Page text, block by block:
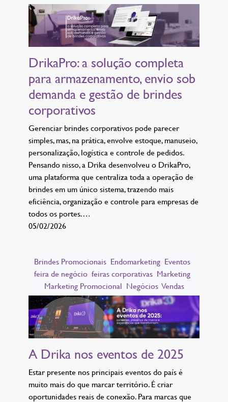
DrikaPro: a solução completa
para armazenamento, envio sob
demanda e gestão de brindes
corporativos
Gerenciar brindes corporativos pode parecer
simples, mas, na prática, envolve estoque, manuseio,
personalização, logística e controle de pedidos.
Pensando nisso, a Drika desenvolveu o DrikaPro,
uma plataforma que centraliza toda a operação de
brindes em um único sistema, trazendo mais
eficiência, organização e controle para empresas de
todos os portes.…
05/02/2026
Brindes Promocionais Endomarketing Eventos
feira de negócio feiras corporativas Marketing
Marketing Promocional Negócios Vendas
A Drika nos eventos de 2025
Estar presente nos principais eventos do país é
muito mais do que marcar território. É criar
oportunidades reais de conexão. Para marcas que